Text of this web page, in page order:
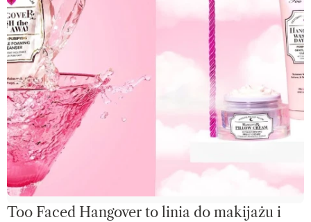
Too Faced Hangover to linia do makijażu i